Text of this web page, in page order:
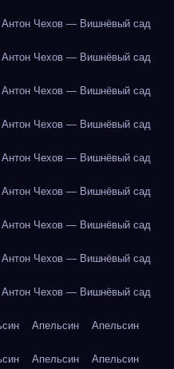
Антон Чехов — Вишнёвый сад
Антон Чехов — Вишнёвый сад
Антон Чехов — Вишнёвый сад
Антон Чехов — Вишнёвый сад
Антон Чехов — Вишнёвый сад
Антон Чехов — Вишнёвый сад
Антон Чехов — Вишнёвый сад
Антон Чехов — Вишнёвый сад
Антон Чехов — Вишнёвый сад
Апельсин Апельсин
Апельсин Апельсин